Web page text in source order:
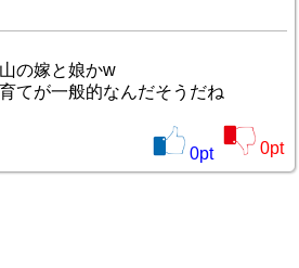
の嫁と娘かw
てが一般的なんだそうだね
0pt 0pt